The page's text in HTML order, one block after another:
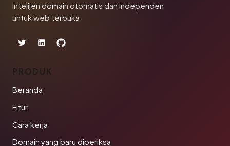
Intelijen domain otomatis dan independen
untuk web terbuka.
PRODUK
Beranda
Fitur
Cara kerja
Domain yang baru diperiksa